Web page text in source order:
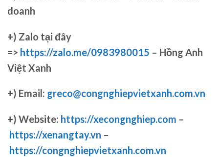
doanh
+) Zalo tại đây
=> https://zalo.me/0983980015 – Hồng Anh
Việt Xanh
+) Email: greco@congnghiepvietxanh.com.vn
+) Website: https://xecongnghiep.com –
https://xenangtay.vn –
https://congnghiepvietxanh.com.vn